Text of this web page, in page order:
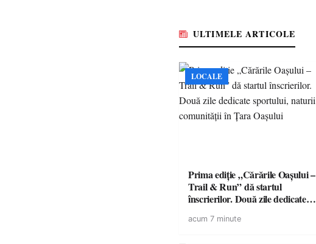
ULTIMELE ARTICOLE
LOCALE
Prima ediție „Cărările Oașului –
Trail & Run” dă startul
înscrierilor. Două zile dedicate
în Țara Oașului
acum 7 minute